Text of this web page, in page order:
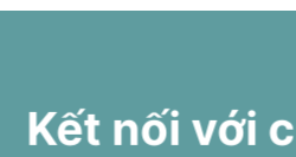
Kết nối với